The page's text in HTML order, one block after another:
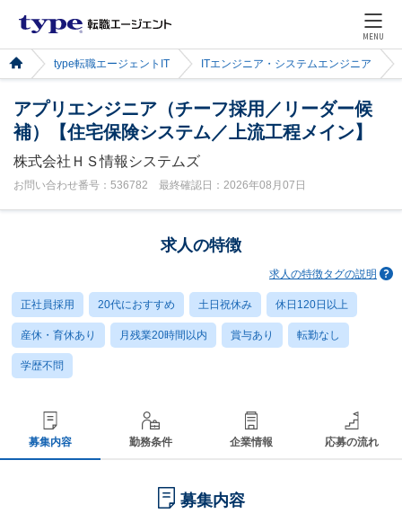
MENU
type転職エージェントIT ITエンジニア・システムエンジニア
アプリエンジニア（チーフ採用／リーダー候
補）【住宅保険システム／上流工程メイン】
株式会社ＨＳ情報システムズ
お問い合わせ番号：536782 最終確認日：2026年08月07日
求人の特徴
求人の特徴タグの説明
正社員採用 20代におすすめ 土日祝休み 休日120日以上
産休・育休あり 月残業20時間以内 賞与あり 転勤なし
学歴不問
募集内容 勤務条件 企業情報 応募の流れ
募集内容